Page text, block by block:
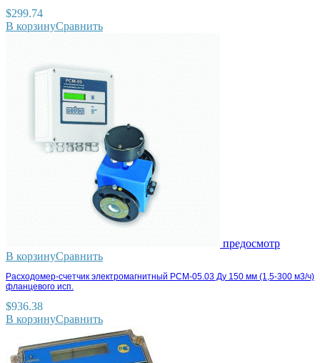
$299.74
В корзинуСравнить
предосмотр
В корзинуСравнить
Расходомер-счетчик электромагнитный РСМ-05.03 Ду 150 мм (1,5-300 м3/ч)
фланцевого исп.
$936.38
В корзинуСравнить